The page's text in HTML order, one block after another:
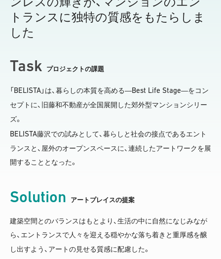
トランスに独特の質感をもたらしま
した
Task プロジェクトの課題
「 BELISTA」は、暮らしの本質を高める―Best Life Stage―をコン
セプトに、旧藤和不動産が全国展開した郊外型マンションシリー
ズ。
BELISTA藤沢での試みとして、暮らしと社会の接点であるエント
ランスと、屋外のオープンスペースに、連続したアートワークを展
開することとなった。
Solution アートプレイスの提案
建築空間とのバランスはもとより、生活の中に自然になじみなが
ら、エントランスで人々を迎える穏やかな落ち着きと重厚感を醸
し出すよう、アートの見せる質感に配慮した。